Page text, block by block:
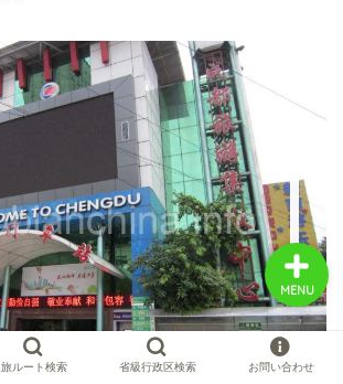
旅ルート検索 省級行政区検索 お問い合わせ
MENU
中国の世界遺産
中国旅行の情報案内
中国麺ランキング